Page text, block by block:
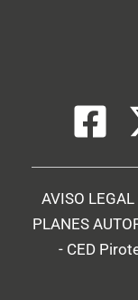
AVISO LEGAL
PLANES
- CED